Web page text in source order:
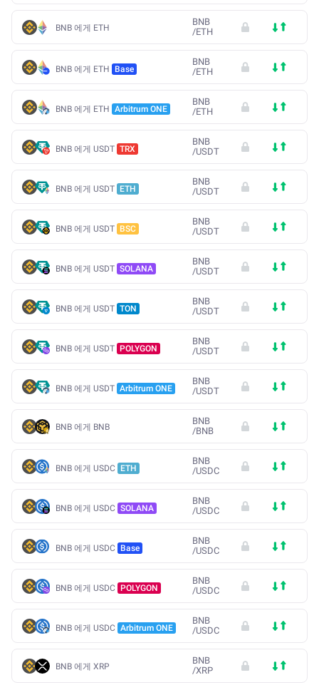
BNB 에게 ETH
BNB
/ETH
BNB 에게 ETH Base
BNB
/ETH
BNB 에게 ETH Arbitrum ONE
BNB
/ETH
BNB 에게 USDT TRX
BNB
/USDT
BNB 에게 USDT ETH
BNB
/USDT
BNB 에게 USDT BSC
BNB
/USDT
BNB 에게 USDT SOLANA
BNB
/USDT
BNB 에게 USDT TON
BNB
/USDT
BNB 에게 USDT POLYGON
BNB
/USDT
BNB 에게 USDT Arbitrum ONE
BNB
/USDT
BNB 에게 BNB
BNB
/BNB
BNB 에게 USDC ETH
BNB
/USDC
BNB 에게 USDC SOLANA
BNB
/USDC
BNB 에게 USDC Base
BNB
/USDC
BNB 에게 USDC POLYGON
BNB
/USDC
BNB 에게 USDC Arbitrum ONE
BNB
/USDC
BNB 에게 XRP
BNB
/XRP